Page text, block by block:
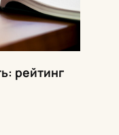
рейтинг